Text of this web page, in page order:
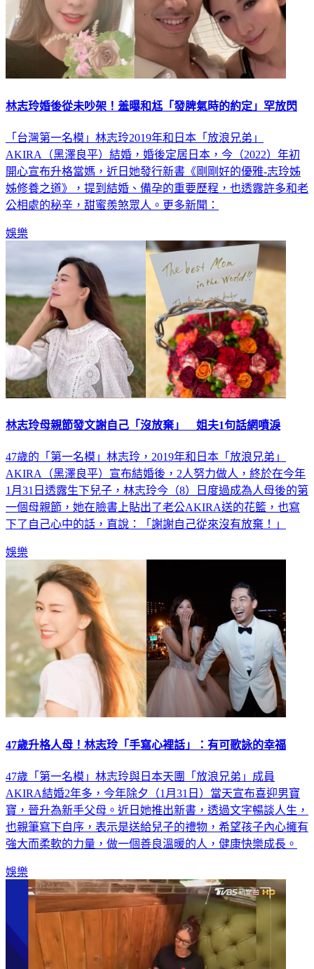
林志玲婚後從未吵架！羞曝和尪「發脾氣時的約定」罕放閃
「台灣第一名模」林志玲2019年和日本「放浪兄弟」
AKIRA（黑澤良平）結婚，婚後定居日本，今（2022）年初
開心宣布升格當媽，近日她發行新書《剛剛好的優雅-志玲姊
姊修養之道》，提到結婚、備孕的重要歷程，也透露許多和老
公相處的秘辛，甜蜜羨煞眾人。更多新聞：
娛樂
林志玲母親節發文謝自己「沒放棄」 姐夫1句話網噴淚
47歲的「第一名模」林志玲，2019年和日本「放浪兄弟」
AKIRA（黑澤良平）宣布結婚後，2人努力做人，終於在今年
1月31日透露生下兒子，林志玲今（8）日度過成為人母後的第
一個母親節，她在臉書上貼出了老公AKIRA送的花籃，也寫
下了自己心中的話，直說：「謝謝自己從來沒有放棄！」
娛樂
47歲升格人母！林志玲「手寫心裡話」：有可歌詠的幸福
47歲「第一名模」林志玲與日本天團「放浪兄弟」成員
AKIRA結婚2年多，今年除夕（1月31日）當天宣布喜迎男寶
寶，晉升為新手父母。近日她推出新書，透過文字暢談人生，
也親筆寫下自序，表示是送給兒子的禮物，希望孩子內心擁有
強大而柔軟的力量，做一個善良溫暖的人，健康快樂成長。
娛樂